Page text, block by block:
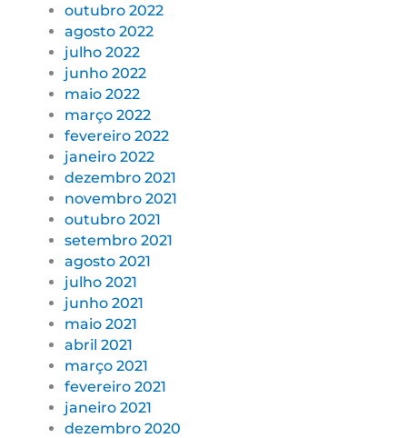
outubro 2022
agosto 2022
julho 2022
junho 2022
maio 2022
março 2022
fevereiro 2022
janeiro 2022
dezembro 2021
novembro 2021
outubro 2021
setembro 2021
agosto 2021
julho 2021
junho 2021
maio 2021
abril 2021
março 2021
fevereiro 2021
janeiro 2021
dezembro 2020